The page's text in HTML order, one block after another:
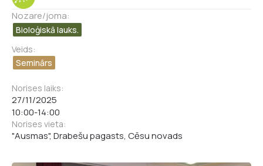
Nozare/joma:
Bioloģiskā lauks.
Veids:
Seminārs
Norises laiks:
27/11/2025
10:00-14:00
Norises vieta:
"Ausmas", Drabešu pagasts, Cēsu novads